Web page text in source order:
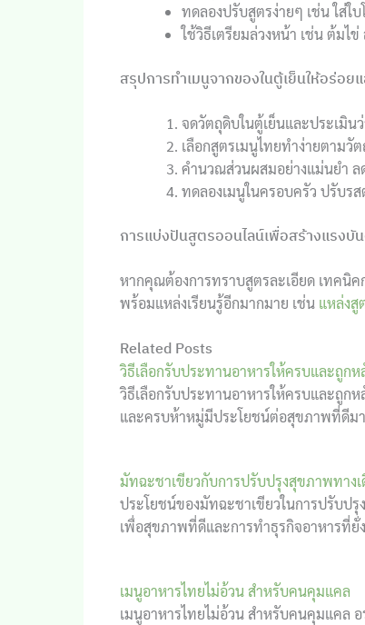
ทดลองปรับสูตรง่ายๆ เช่น ใส่ใ
ใช้วิธีเตรียมล่วงหน้า เช่น ต้มไ
สรุปการทำเมนูจากของในตู้เย็นให้อร่อยแ
จดวัตถุดิบในตู้เย็นและประเมิน
เลือกสูตรเมนูไทยทำง่ายตามวั
คำนวณส่วนผสมอย่างแม่นยำ ล
ทดลองเมนูในครอบครัว ปรับร
การแบ่งปันสูตรออนไลน์เพื่อสร้างแรงบัน
หากคุณต้องการทราบสูตรละเอียด เทคนิค
พร้อมแหล่งเรียนรู้อีกมากมาย เช่น แหล่งสู
Related Posts
วิธีเลือกรับประทานอาหารให้ครบและถูกห
วิธีเลือกรับประทานอาหารให้ครบและถูก
และครบห้าหมู่มีประโยชน์ต่อสุขภาพที่ดีม
มัทฉะชาเขียวกับการปรับปรุงสุขภาพทางเ
ประโยชน์ของมัทฉะชาเขียวในการปรับป
เพื่อสุขภาพที่ดีและการทำธุรกิจอาหารที่ยั่
เมนูอาหารไทยไม่อ้วน สำหรับคนคุมแคล
เมนูอาหารไทยไม่อ้วน สำหรับคนคุมแคล